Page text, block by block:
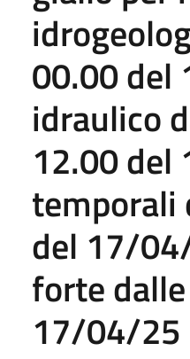
00.00
idraulico
12.00
temporali
del 17/
forte
17/04/25